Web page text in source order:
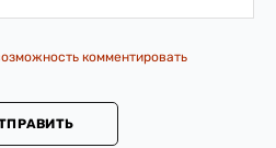
комментировать